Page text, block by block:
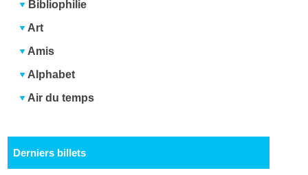
Bibliophilie
Art
Amis
Alphabet
Air du temps
Derniers billets